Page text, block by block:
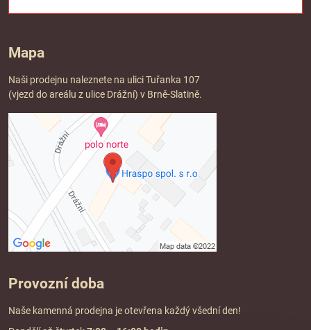
Mapa
Naši prodejnu naleznete na ulici Tuřanka 107
(vjezd do areálu z ulice Drážní) v Brně-Slatině.
Provozní doba
Naše kamenná prodejna je otevřena každý všední den!